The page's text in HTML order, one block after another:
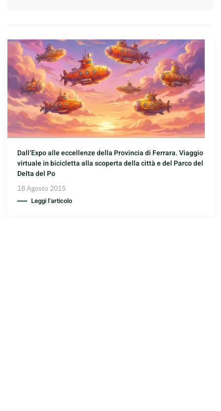
Dall’Expo alle eccellenze della Provincia di Ferrara. Viaggio
virtuale in bicicletta alla scoperta della città e del Parco del
Delta del Po
18 Agosto 2015
Leggi l’articolo